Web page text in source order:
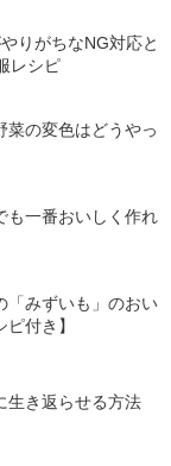
りがちなNG対応と
レシピ
菜の変色はどうやっ
も一番おいしく作れ
「みずいも」のおい
付き】
生き返らせる方法